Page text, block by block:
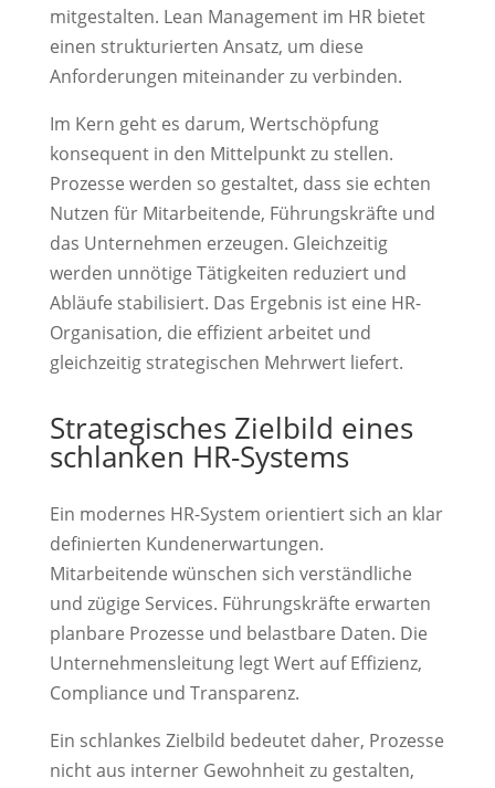
mitgestalten. Lean Management im HR bietet
einen strukturierten Ansatz, um diese
Anforderungen miteinander zu verbinden.
Im Kern geht es darum, Wertschöpfung
konsequent in den Mittelpunkt zu stellen.
Prozesse werden so gestaltet, dass sie echten
Nutzen für Mitarbeitende, Führungskräfte und
das Unternehmen erzeugen. Gleichzeitig
werden unnötige Tätigkeiten reduziert und
Abläufe stabilisiert. Das Ergebnis ist eine HR-
Organisation, die effizient arbeitet und
gleichzeitig strategischen Mehrwert liefert.
Strategisches Zielbild eines
schlanken HR-Systems
Ein modernes HR-System orientiert sich an klar
definierten Kundenerwartungen.
Mitarbeitende wünschen sich verständliche
und zügige Services. Führungskräfte erwarten
planbare Prozesse und belastbare Daten. Die
Unternehmensleitung legt Wert auf Effizienz,
Compliance und Transparenz.
Ein schlankes Zielbild bedeutet daher, Prozesse
nicht aus interner Gewohnheit zu gestalten,